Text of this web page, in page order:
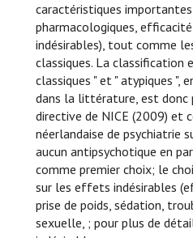
caractéristiques
pharmacologiques,
indésirables), tout comme
classiques. La classification
classiques " et " atypiques ",
dans la littérature, est donc
directive de NICE (2009) et
néerlandaise de psychiatrie
aucun antipsychotique en
comme premier choix; le
sur les effets indésirables
prise de poids, sédation,
sexuelle, ; pour plus de